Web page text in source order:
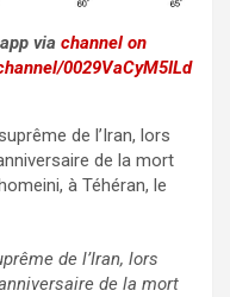
via channel on
0029VaCyM5ILd
de l’Iran, lors
de la mort